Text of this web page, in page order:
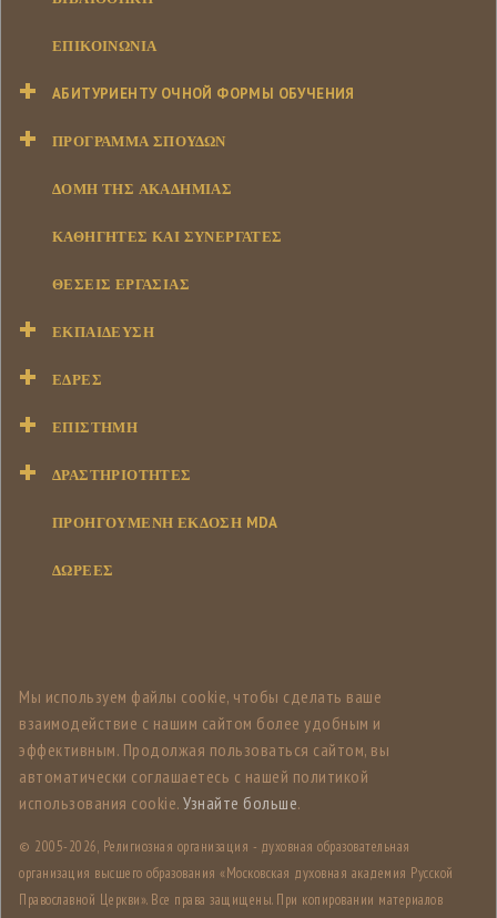
ΕΠΙΚΟΙΝΩΝΊΑ
АБИТУРИЕНТУ ОЧНОЙ ФОРМЫ ОБУЧЕНИЯ
ΠΡΌΓΡΑΜΜΑ ΣΠΟΥΔΏΝ
ΔΟΜΉ ΤΗΣ ΑΚΑΔΗΜΊΑΣ
ΚΑΘΗΓΗΤΈΣ ΚΑΙ ΣΥΝΕΡΓΆΤΕΣ
ΘΈΣΕΙΣ ΕΡΓΑΣΊΑΣ
ΕΚΠΑΊΔΕΥΣΗ
ΕΔΡΕΣ
ΕΠΙΣΤΉΜΗ
ΔΡΑΣΤΗΡΙΌΤΗΤΕΣ
ΠΡΟΗΓΟΥΜΕΝΗ ΕΚΔΟΣΗ MDA
ΔΩΡΕΕΣ
Мы используем файлы cookie, чтобы сделать ваше
взаимодействие с нашим сайтом более удобным и
эффективным. Продолжая пользоваться сайтом, вы
автоматически соглашаетесь с нашей политикой
использования cookie. Узнайте больше.
© 2005-2026, Религиозная организация - духовная образовательная
организация высшего образования «Московская духовная академия Русской
Православной Церкви». Все права защищены. При копировании материалов